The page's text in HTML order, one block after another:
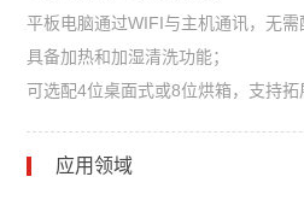
平板电脑通过WIFI与主机通讯，无需
具备加热和加湿清洗功能；
可选配4位桌面式或8位烘箱，支持拓
应用领域